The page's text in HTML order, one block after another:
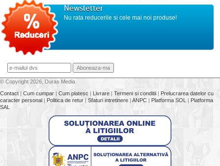
Newsletter
Nu rata reducerile si cele mai noi produse!
© Copyright 2026, Duras Media
Contact | Cum cumpar | Cum platesc | Livrare | Termeni si conditii | Prelucrarea datelor cu
caracter personal | Politica de retur | Sfaturi intretinere | ANPC | Platforma SOL | Platforma
SAL